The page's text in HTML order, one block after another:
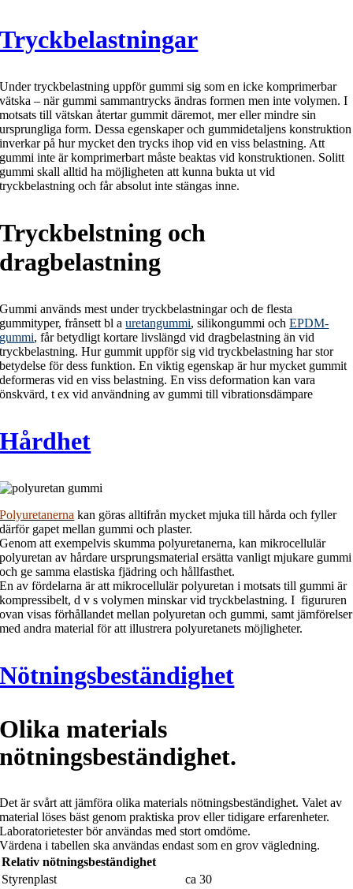
Tryckbelastningar
Under tryckbelastning uppför gummi sig som en icke komprimerbar
vätska – när gummi sammantrycks ändras formen men inte volymen. I
motsats till vätskan återtar gummit däremot, mer eller mindre sin
ursprungliga form. Dessa egenskaper och gummidetaljens konstruktion
inverkar på hur mycket den trycks ihop vid en viss belastning. Att
gummi inte är komprimerbart måste beaktas vid konstruktionen. Solitt
gummi skall alltid ha möjligheten att kunna bukta ut vid
tryckbelastning och får absolut inte stängas inne.
Tryckbelstning och
dragbelastning
Gummi används mest under tryckbelastningar och de flesta
gummityper, frånsett bl auretangummi, silikongummi ochEPDM-
gummi, får betydligt kortare livslängd vid dragbelastning än vid
tryckbelastning. Hur gummit uppför sig vid tryckbelastning har stor
betydelse för dess funktion. En viktig egenskap är hur mycket gummit
deformeras vid en viss belastning. En viss deformation kan vara
önskvärd, t ex vid användning av gummi till vibrationsdämpare
Hårdhet
Polyuretanerna kan göras alltifrån mycket mjuka till hårda och fyller
därför gapet mellan gummi och plaster.
Genom att exempelvis skumma polyuretanerna, kan mikrocellulär
polyuretan av hårdare ursprungsmaterial ersätta vanligt mjukare gummi
och ge samma elastiska fjädring och hållfasthet.
En av fördelarna är att mikrocellulär polyuretan i motsats till gummi är
kompressibelt, d v s volymen minskar vid tryckbelastning. I figururen
ovan visas förhållandet mellan polyuretan och gummi, samt jämförelser
med andra material för att illustrera polyuretanets möjligheter.
Nötningsbeständighet
Olika materials
nötningsbeständighet.
Det är svårt att jämföra olika materials nötningsbeständighet. Valet av
material löses bäst genom praktiska prov eller tidigare erfarenheter.
Laboratorietester bör användas med stort omdöme.
Värdena i tabellen ska användas endast som en grov vägledning.
Relativ nötningsbeständighet
Styrenplast
ca 30